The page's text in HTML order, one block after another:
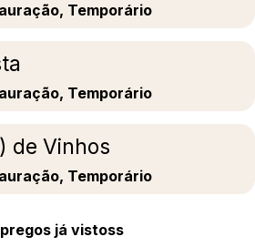
Temporário
Temporário
de Vinhos
Temporário
já vistoss